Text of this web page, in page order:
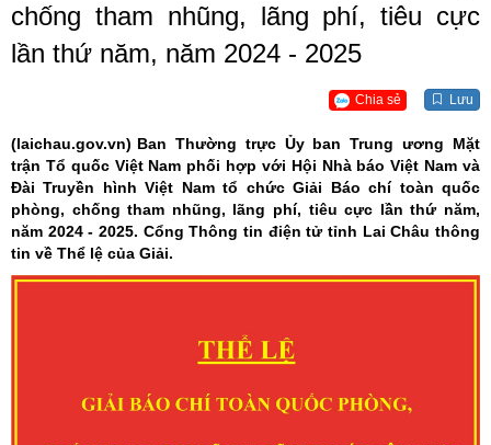
chống tham nhũng, lãng phí, tiêu cực
lần thứ năm, năm 2024 - 2025
Chia sẻ Lưu
(laichau.gov.vn) Ban Thường trực Ủy ban Trung ương Mặt
trận Tổ quốc Việt Nam phối hợp với Hội Nhà báo Việt Nam và
Đài Truyền hình Việt Nam tổ chức Giải Báo chí toàn quốc
phòng, chống tham nhũng, lãng phí, tiêu cực lần thứ năm,
năm 2024 - 2025. Cổng Thông tin điện tử tỉnh Lai Châu thông
tin về Thể lệ của Giải.